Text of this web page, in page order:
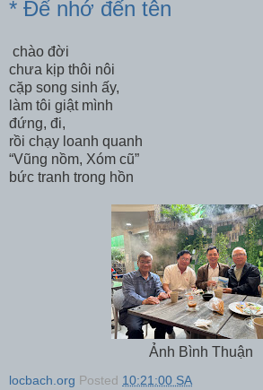
* Để nhớ đến tên
chào đời
chưa kịp thôi nôi
cặp song sinh ấy,
làm tôi giật mình
đứng, đi,
rồi chạy loanh quanh
“Vũng nồm, Xóm cũ”
bức tranh trong hồn
Ảnh Bình Thuận
locbach.org Posted 10:21:00 SA